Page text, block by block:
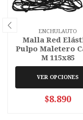
ENCHULAUTO
Malla Red
Pulpo Maletero
M 115x85
VER OPCIONES
$8.890